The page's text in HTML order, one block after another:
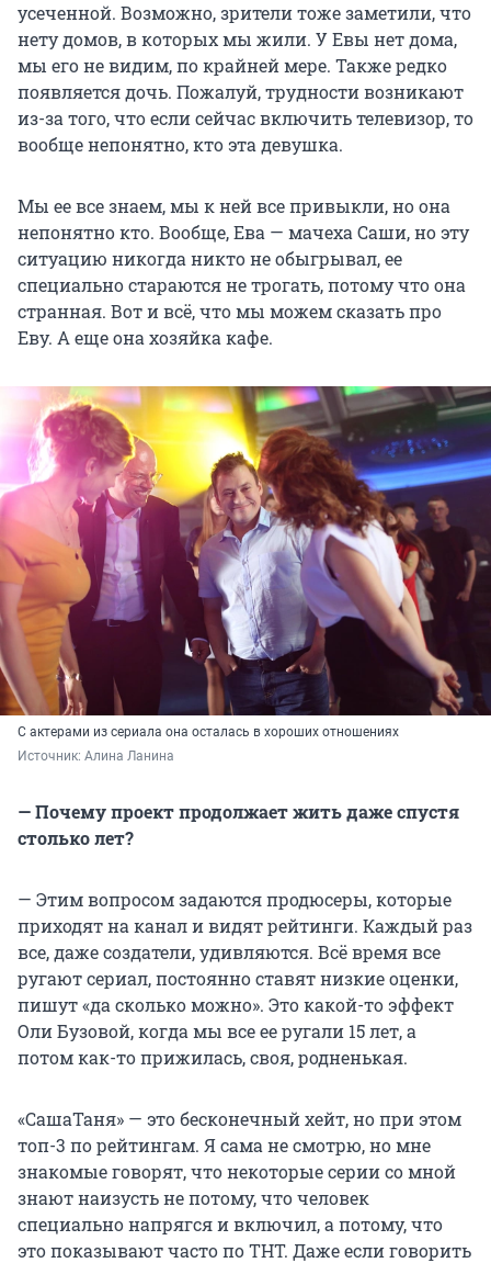
усеченной. Возможно, зрители тоже заметили, что
нету домов, в которых мы жили. У Евы нет дома,
мы его не видим, по крайней мере. Также редко
появляется дочь. Пожалуй, трудности возникают
из-за того, что если сейчас включить телевизор, то
вообще непонятно, кто эта девушка.
Мы ее все знаем, мы к ней все привыкли, но она
непонятно кто. Вообще, Ева — мачеха Саши, но эту
ситуацию никогда никто не обыгрывал, ее
специально стараются не трогать, потому что она
странная. Вот и всё, что мы можем сказать про
Еву. А еще она хозяйка кафе.
С актерами из сериала она осталась в хороших отношениях
Источник: Алина Ланина
— Почему проект продолжает жить даже спустя
столько лет?
— Этим вопросом задаются продюсеры, которые
приходят на канал и видят рейтинги. Каждый раз
все, даже создатели, удивляются. Всё время все
ругают сериал, постоянно ставят низкие оценки,
пишут «да сколько можно». Это какой-то эффект
Оли Бузовой, когда мы все ее ругали 15 лет, а
потом как-то прижилась, своя, родненькая.
«СашаТаня» — это бесконечный хейт, но при этом
топ-3 по рейтингам. Я сама не смотрю, но мне
знакомые говорят, что некоторые серии со мной
знают наизусть не потому, что человек
специально напрягся и включил, а потому, что
это показывают часто по ТНТ. Даже если говорить